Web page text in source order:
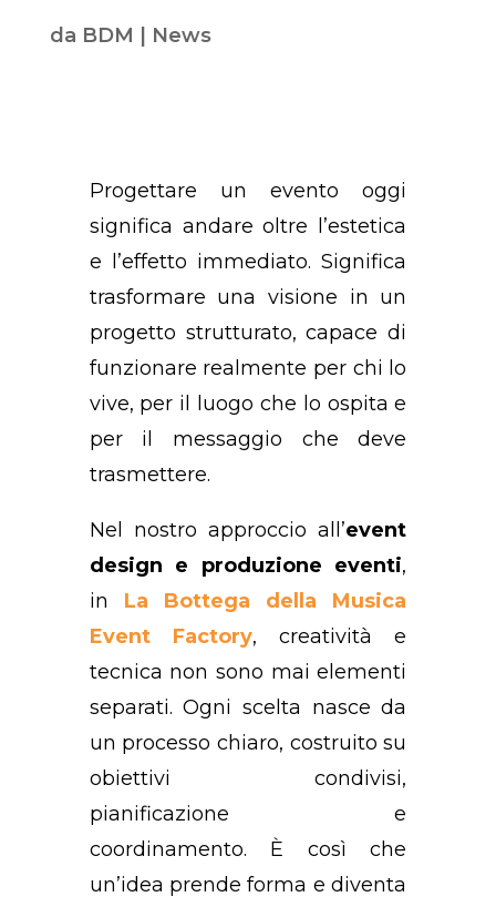
da BDM News
Progettare un evento oggi
significa andare oltre l’estetica
e l’effetto immediato. Significa
trasformare una visione in un
progetto strutturato, capace di
funzionare realmente per chi lo
vive, per il luogo che lo ospita e
per il messaggio che deve
trasmettere.
Nel nostro approccio all’event
design e produzione eventi,
in La Bottega della Musica
Event Factory, creatività e
tecnica non sono mai elementi
separati. Ogni scelta nasce da
un processo chiaro, costruito su
obiettivi condivisi,
pianificazione e
coordinamento. È così che
un’idea prende forma e diventa